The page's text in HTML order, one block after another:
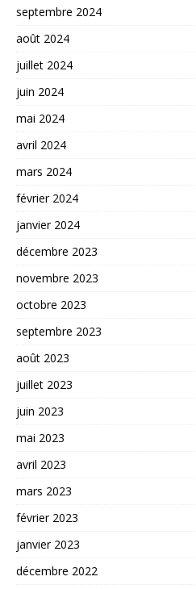
septembre 2024
août 2024
juillet 2024
juin 2024
mai 2024
avril 2024
mars 2024
février 2024
janvier 2024
décembre 2023
novembre 2023
octobre 2023
septembre 2023
août 2023
juillet 2023
juin 2023
mai 2023
avril 2023
mars 2023
février 2023
janvier 2023
décembre 2022